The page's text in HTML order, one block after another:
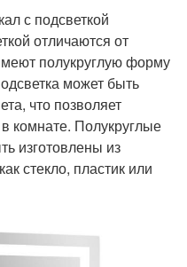
с подсветкой
отличаются от
полукруглую форму
может быть
что позволяет
комнате. Полукруглые
изготовлены из
стекло, пластик или